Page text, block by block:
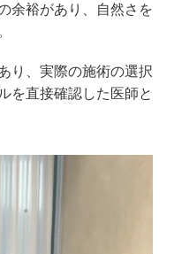
余裕があり、自然さを
り、実際の施術の選択
を直接確認した医師と